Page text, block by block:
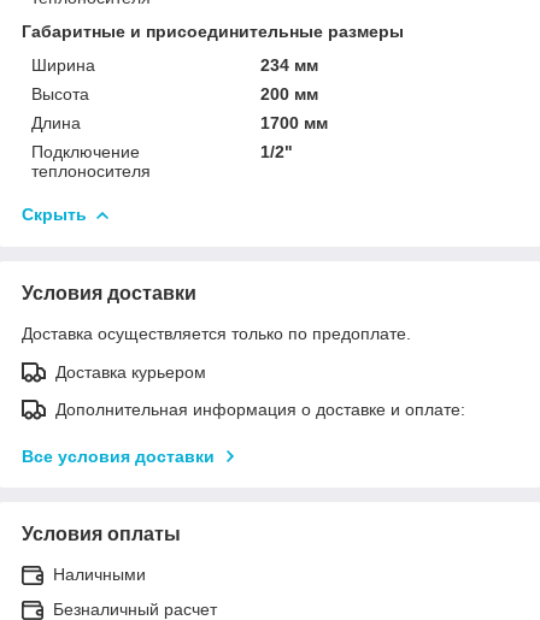
Габаритные и присоединительные размеры
Ширина
234 мм
Высота
200 мм
Длина
1700 мм
Подключение
теплоносителя
1/2"
Скрыть
Условия доставки
Доставка осуществляется только по предоплате.
Доставка курьером
Дополнительная информация о доставке и оплате:
Все условия доставки
Условия оплаты
Наличными
Безналичный расчет